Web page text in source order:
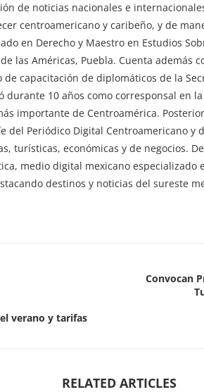
de noticias nacionales e
centroamericano y caribeño, y de
en Derecho y Maestro en Estudios
las Américas, Puebla. Cuenta además
de capacitación de diplomáticos de la
durante 10 años como corresponsal en
importante de Centroamérica.
del Periódico Digital Centroamericano y
turísticas, económicas y de negocios.
medio digital mexicano
destinos y noticias del sureste
verano y tarifas
Convocan
RELATED ARTICLES